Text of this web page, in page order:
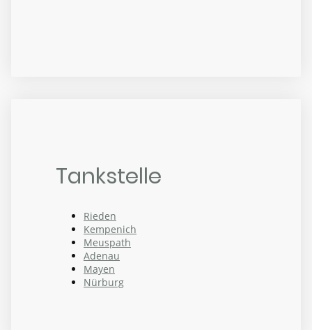
Tankstelle
Rieden
Kempenich
Meuspath
Adenau
Mayen
Nürburg